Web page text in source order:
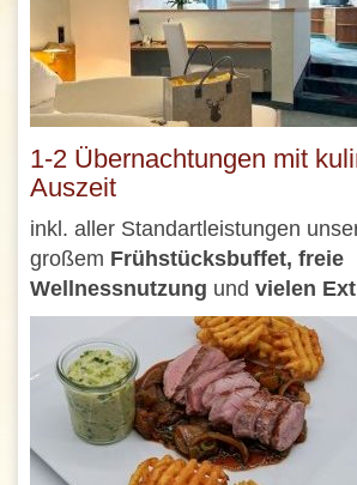
1-2 Übernachtungen mit
Auszeit
inkl. aller Standartleistungen
großem Frühstücksbuffet, freie
Wellnessnutzung und vielen